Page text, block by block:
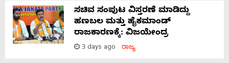
ಸಚಿವ ಸಂಪುಟ ವಿಸ್ತರಣೆ ಮಾಡಿದ್ದು
ಹಣಬಲ ಮತ್ತು ಹೈಕಮಾಂಡ್
ರಾಜಕಾರಣಕ್ಕೆ: ವಿಜಯೇಂದ್ರ
3 days ago ರಾಜ್ಯ